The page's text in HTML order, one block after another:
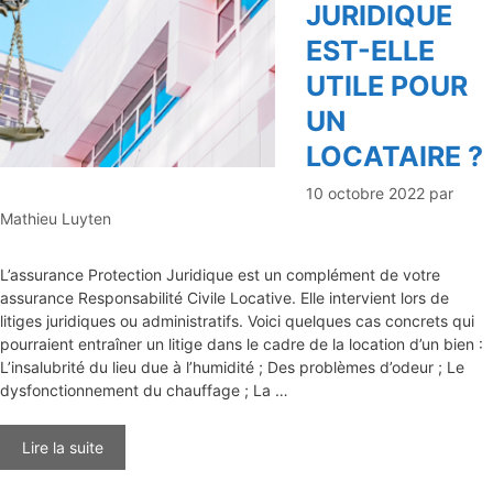
JURIDIQUE
EST-ELLE
UTILE POUR
UN
LOCATAIRE ?
10 octobre 2022 par
Mathieu Luyten
L’assurance Protection Juridique est un complément de votre
assurance Responsabilité Civile Locative. Elle intervient lors de
litiges juridiques ou administratifs. Voici quelques cas concrets qui
pourraient entraîner un litige dans le cadre de la location d’un bien :
L’insalubrité du lieu due à l’humidité ; Des problèmes d’odeur ; Le
dysfonctionnement du chauffage ; La …
Lire la suite